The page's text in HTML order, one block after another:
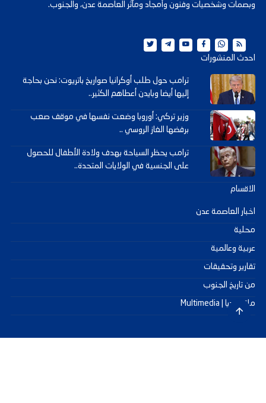
وبصمات وشخصيات وفنون وأمجاد ومآثر العاصمة عدن، والجنوب.
احدث المنشورات
ترامب حول طلب أوكرانيا صواريخ باتريوت: نحن بحاجة
إليها أيضا وبايدن أعطاهم الكثير..
وزير تركي: أوروبا وضعت نفسها في موقف صعب
برفضها الغاز الروسي ..
ترامب يحظر السياحة بهدف ولادة الأطفال للحصول
على الجنسية في الولايات المتحدة..
الاقسام
اخبار العاصمة عدن
محلية
عربية وعالمية
تقارير وتحقيقات
من تاريخ الجنوب
ملتيميديا | Multimedia